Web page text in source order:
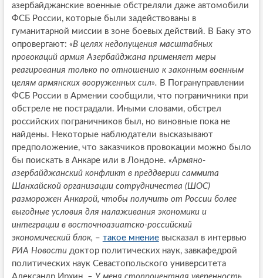
азербайджанские военные обстреляли даже автомобили
ФСБ России, которые были задействованы в
гуманитарной миссии в зоне боевых действий. В Баку это
опровергают: «В целях недопущения масштабных
провокаций армия Азербайджана применяет меры
реагирования только по отношению к законным военным
целям армянских вооруженных сил». В Погрануправлении
ФСБ России в Армении сообщили, что пограничники при
обстреле не пострадали. Иными словами, обстрел
российских пограничников был, но виновные пока не
найдены. Некоторые наблюдатели высказывают
предположение, что заказчиков провокации можно было
бы поискать в Анкаре или в Лондоне. «Армяно-
азербайджанский конфликт в преддверии саммита
Шанхайской организации сотрудничества (ШОС)
разморожен Анкарой, чтобы получить от России более
выгодные условия для налаживания экономики и
интеграции в восточноазиатско-российский
экономический блок, – такое мнениевысказал в интервью
РИА Новостидоктор политических наук, завкафедрой
политических наук Севастопольского университета